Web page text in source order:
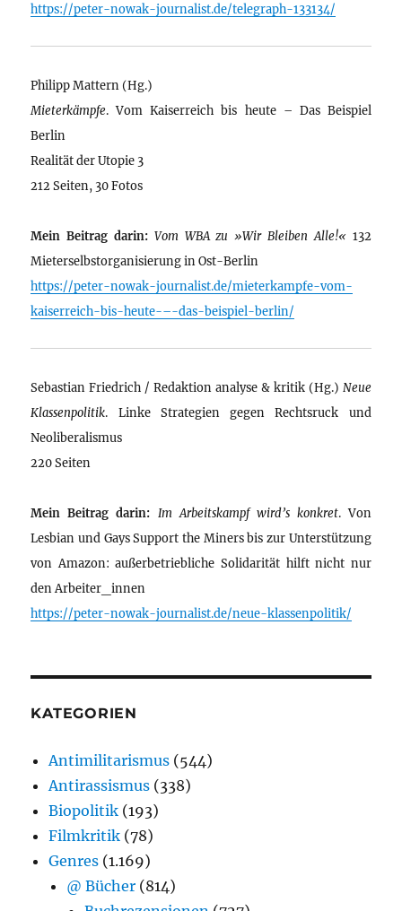
https://peter-nowak-journalist.de/telegraph-133134/
Philipp Mattern (Hg.)
Mieterkämpfe. Vom Kaiserreich bis heute – Das Beispiel
Berlin
Realität der Utopie 3
212 Seiten, 30 Fotos
Mein Beitrag darin: Vom WBA zu »Wir Bleiben Alle!« 132
Mieterselbstorganisierung in Ost-Berlin
https://peter-nowak-journalist.de/mieterkampfe-vom-
kaiserreich-bis-heute-–-das-beispiel-berlin/
Sebastian Friedrich / Redaktion analyse & kritik (Hg.) Neue
Klassenpolitik. Linke Strategien gegen Rechtsruck und
Neoliberalismus
220 Seiten
Mein Beitrag darin: Im Arbeitskampf wird’s konkret. Von
Lesbian und Gays Support the Miners bis zur Unterstützung
von Amazon: außerbetriebliche Solidarität hilft nicht nur
den Arbeiter_innen
https://peter-nowak-journalist.de/neue-klassenpolitik/
KATEGORIEN
Antimilitarismus (544)
Antirassismus (338)
Biopolitik (193)
Filmkritik (78)
Genres (1.169)
@ Bücher (814)